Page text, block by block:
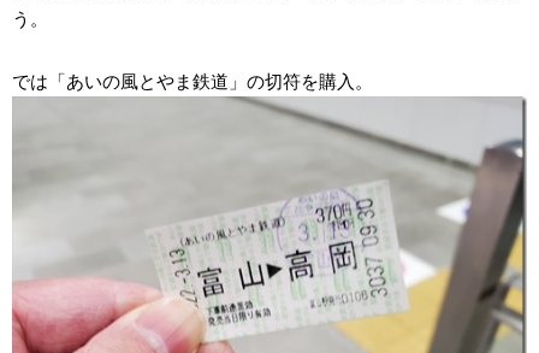
う。
では「あいの風とやま鉄道」の切符を購入。